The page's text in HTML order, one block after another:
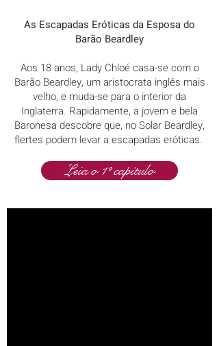
As Escapadas Eróticas da Esposa do
Barão Beardley
Aos 18 anos, Lady Chloé casa-se com o
Barão Beardley, um aristocrata inglês mais
velho, e muda-se para o interior da
Inglaterra. Rapidamente, a jovem e bela
Baronesa descobre que, no Solar Beardley,
flertes podem levar a escapadas eróticas.
Leia o 1º capítulo